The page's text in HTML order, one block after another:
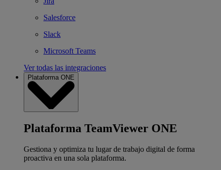
Salesforce
Slack
Microsoft Teams
Ver todas las integraciones
Plataforma ONE
Plataforma TeamViewer ONE
Gestiona y optimiza tu lugar de trabajo digital de forma
proactiva en una sola plataforma.